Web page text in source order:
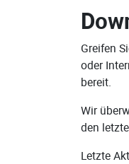
Greifen
oder
bereit.
Wir
den
Letzte